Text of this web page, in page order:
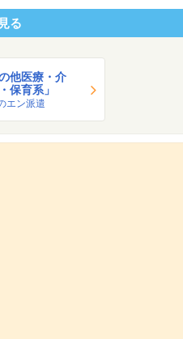
る
の他医療・介
保育系」
エン派遣